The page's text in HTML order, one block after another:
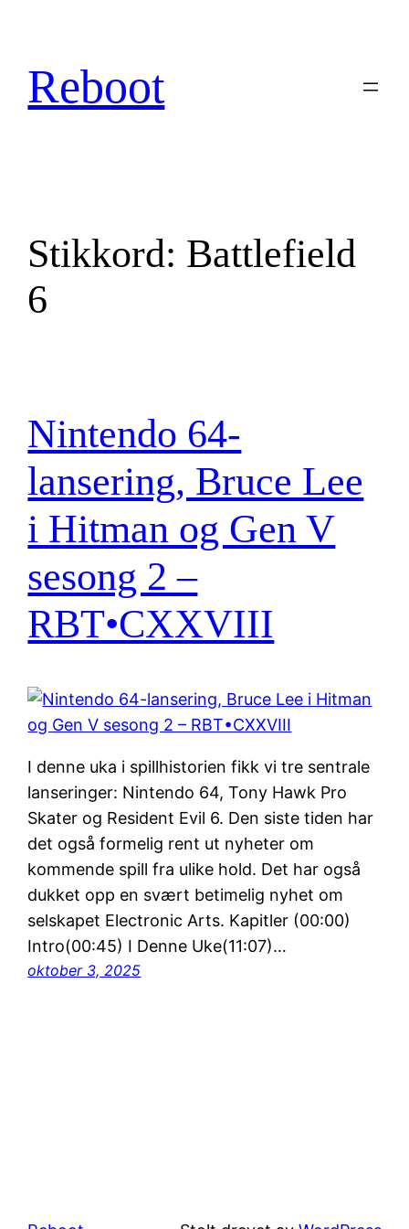
innhold
Reboot
Stikkord: Battlefield
6
Nintendo 64-
lansering, Bruce Lee
i Hitman og Gen V
sesong 2 –
RBT•CXXVIII
I denne uka i spillhistorien fikk vi tre sentrale
lanseringer: Nintendo 64, Tony Hawk Pro
Skater og Resident Evil 6. Den siste tiden har
det også formelig rent ut nyheter om
kommende spill fra ulike hold. Det har også
dukket opp en svært betimelig nyhet om
selskapet Electronic Arts. Kapitler (00:00)
Intro(00:45) I Denne Uke(11:07)…
oktober 3, 2025